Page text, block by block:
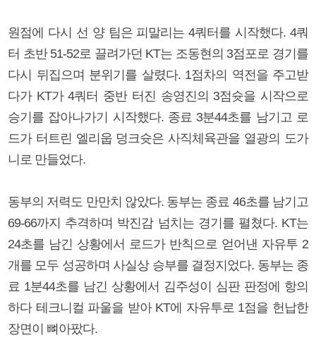
원점에 다시 선 양 팀은 피말리는 4쿼터를 시작했다. 4쿼
터 초반 51-52로 끌려가던 KT는 조동현의 3점포로 경기를
다시 뒤집으며 분위기를 살렸다. 1점차의 역전을 주고받
다가 KT가 4쿼터 중반 터진 송영진의 3점슛을 시작으로
승기를 잡아나가기 시작했다. 종료 3분44초를 남기고 로
드가 터트린 엘리웁 덩크슛은 사직체육관을 열광의 도가
니로 만들었다.
동부의 저력도 만만치 않았다. 동부는 종료 46초를 남기고
69-66까지 추격하며 박진감 넘치는 경기를 펼쳤다. KT는
24초를 남긴 상황에서 로드가 반칙으로 얻어낸 자유투 2
개를 모두 성공하며 사실상 승부를 결정지었다. 동부는 종
료 1분44초를 남긴 상황에서 김주성이 심판 판정에 항의
하다 테크니컬 파울을 받아 KT에 자유투로 1점을 헌납한
장면이 뼈아팠다.